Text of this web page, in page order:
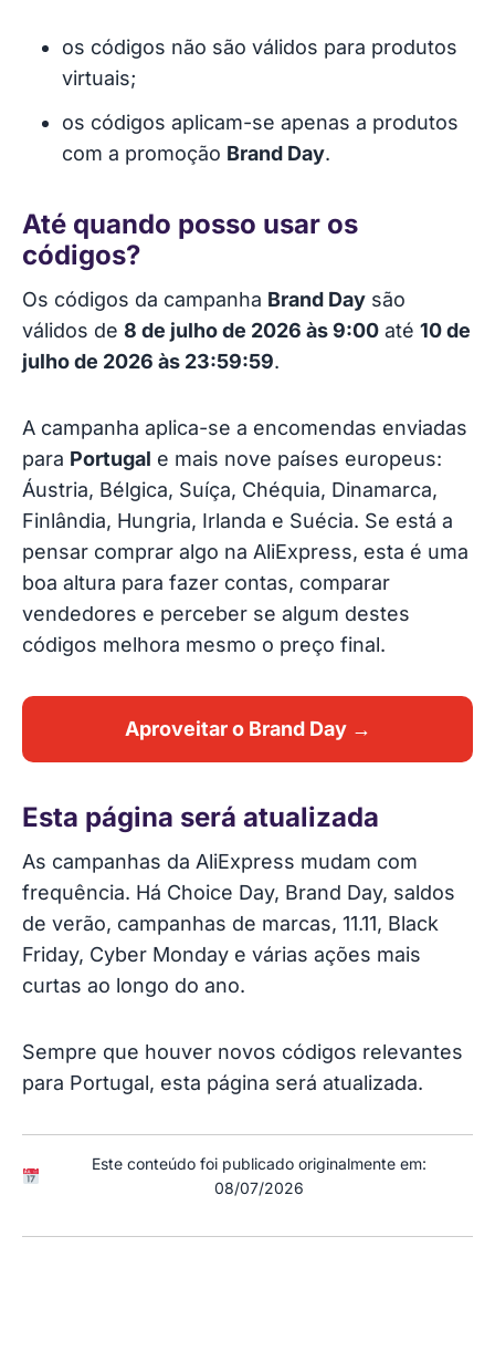
os códigos não são válidos para produtos
virtuais;
os códigos aplicam-se apenas a produtos
com a promoção Brand Day.
Até quando posso usar os
códigos?
Os códigos da campanha Brand Day são
válidos de 8 de julho de 2026 às 9:00 até 10 de
julho de 2026 às 23:59:59.
A campanha aplica-se a encomendas enviadas
para Portugal e mais nove países europeus:
Áustria, Bélgica, Suíça, Chéquia, Dinamarca,
Finlândia, Hungria, Irlanda e Suécia. Se está a
pensar comprar algo na AliExpress, esta é uma
boa altura para fazer contas, comparar
vendedores e perceber se algum destes
códigos melhora mesmo o preço final.
Aproveitar o Brand Day→
Esta página será atualizada
As campanhas da AliExpress mudam com
frequência. Há Choice Day, Brand Day, saldos
de verão, campanhas de marcas, 11.11, Black
Friday, Cyber Monday e várias ações mais
curtas ao longo do ano.
Sempre que houver novos códigos relevantes
para Portugal, esta página será atualizada.
Este conteúdo foi publicado originalmente em:
08/07/2026